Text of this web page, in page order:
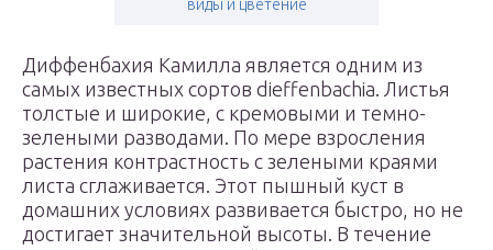
виды и цветение
Диффенбахия Камилла является одним из
самых известных сортов dieffenbachia. Листья
толстые и широкие, с кремовыми и темно-
зелеными разводами. По мере взросления
растения контрастность с зелеными краями
листа сглаживается. Этот пышный куст в
домашних условиях развивается быстро, но не
достигает значительной высоты. В течение